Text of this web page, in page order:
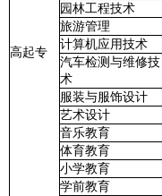
高起专
园林工程技术
旅游管理
计算机应用技术
汽车检测与维修技
术
服装与服饰设计
艺术设计
音乐教育
体育教育
小学教育
学前教育